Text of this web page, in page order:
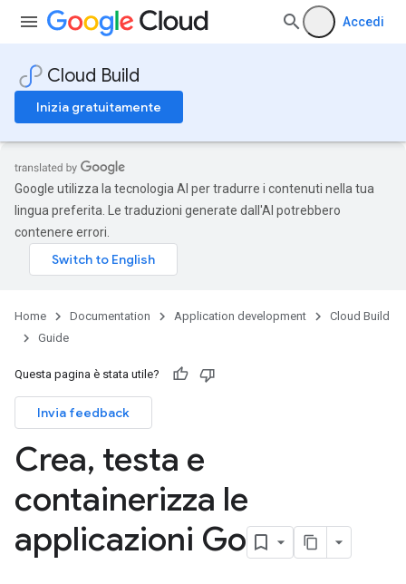
Accedi
Cloud Build
Inizia gratuitamente
Google utilizza la tecnologia AI per tradurre i contenuti nella tua
lingua preferita. Le traduzioni generate dall'AI potrebbero
contenere errori.
Home Documentation Application development
Cloud Build
Guide
Questa pagina è stata utile?
Invia feedback
Crea, testa e
containerizza le
applicazioni Go